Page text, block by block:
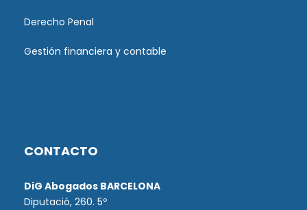
Derecho Penal
Gestión financiera y contable
CONTACTO
DiG Abogados BARCELONA
Diputació, 260. 5º